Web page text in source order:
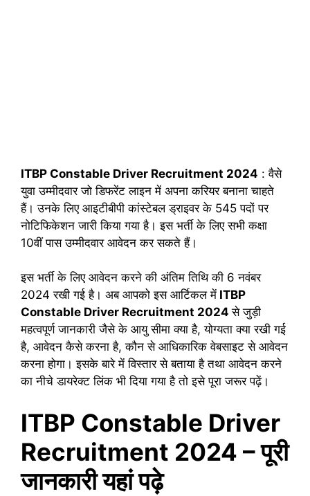
ITBP Constable Driver Recruitment 2024 : वैसे
युवा उम्मीदवार जो डिफरेंट लाइन में अपना करियर बनाना चाहते
हैं। उनके लिए आइटीबीपी कांस्टेबल ड्राइवर के 545 पदों पर
नोटिफिकेशन जारी किया गया है। इस भर्ती के लिए सभी कक्षा
10वीं पास उम्मीदवार आवेदन कर सकते हैं।
इस भर्ती के लिए आवेदन करने की अंतिम तिथि की 6 नवंबर
2024 रखी गई है। अब आपको इस आर्टिकल में ITBP
Constable Driver Recruitment 2024से जुड़ी
महत्वपूर्ण जानकारी जैसे के आयु सीमा क्या है, योग्यता क्या रखी गई
है, आवेदन कैसे करना है, कौन से आधिकारिक वेबसाइट से आवेदन
करना होगा। इसके बारे में विस्तार से बताया है तथा आवेदन करने
का नीचे डायरेक्ट लिंक भी दिया गया है तो इसे पूरा जरूर पढ़ें।
ITBP Constable Driver
Recruitment 2024 – पूरी
जानकारी यहां पढ़े